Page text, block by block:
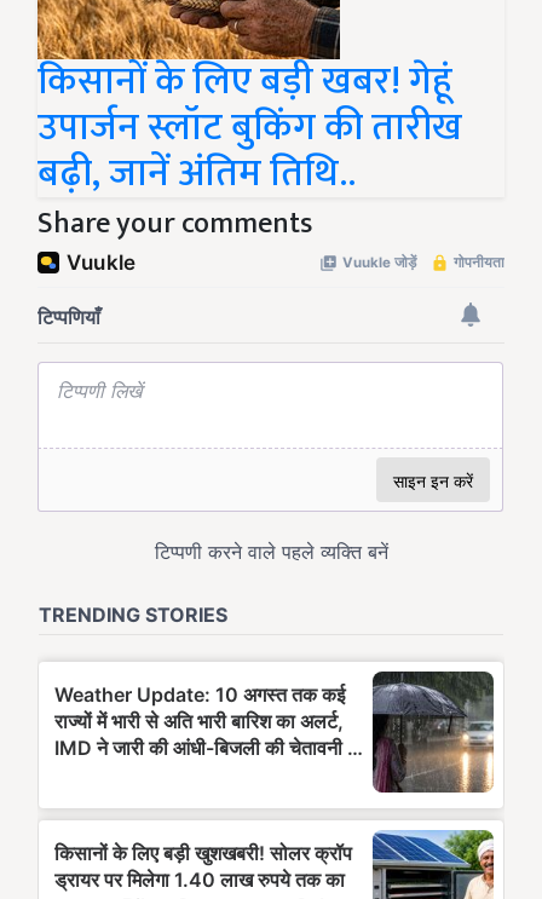
किसानों के लिए बड़ी खबर! गेहूं
उपार्जन स्लॉट बुकिंग की तारीख
बढ़ी, जानें अंतिम तिथि..
Share your comments